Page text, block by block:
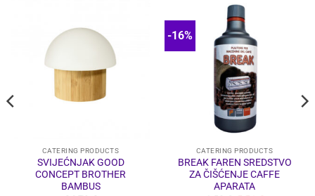
CATERING PRODUCTS
SVIJEĆNJAK GOOD
CONCEPT BROTHER
BAMBUS
-16%
CATERING PRODUCTS
BREAK FAREN SREDSTVO
ZA ČIŠĆENJE CAFFE
APARATA